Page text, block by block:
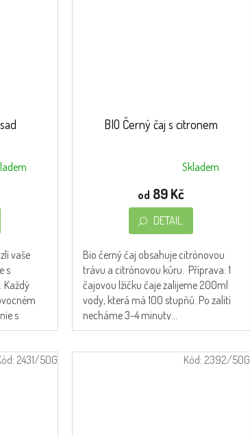
vaše
s
Každý
s
BIO Černý čaj s citronem
5
hvězdiček.
Skladem
od 89 Kč
DETAIL
Bio černý čaj obsahuje citrónovou
trávu a citrónovou kůru. Příprava: 1
čajovou lžičku čaje zalijeme 200ml
vody, která má 100 stupňů. Po zalití
necháme 3-4 minuty...
2431/50G Kód: 2392/50G